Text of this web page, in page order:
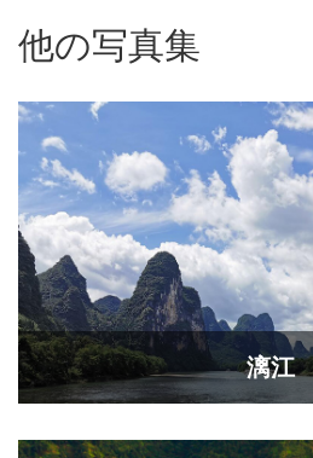
他の写真集
漓江